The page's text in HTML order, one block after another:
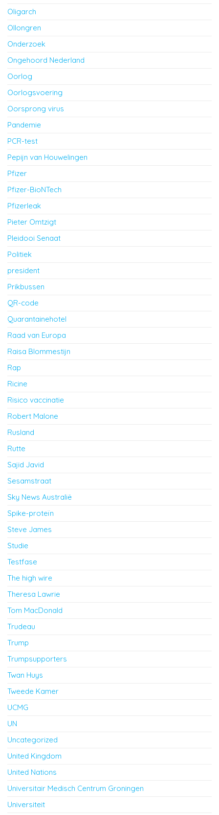
Oligarch
Ollongren
Onderzoek
Ongehoord Nederland
Oorlog
Oorlogsvoering
Oorsprong virus
Pandemie
PCR-test
Pepijn van Houwelingen
Pfizer
Pfizer-BioNTech
Pfizerleak
Pieter Omtzigt
Pleidooi Senaat
Politiek
president
Prikbussen
QR-code
Quarantainehotel
Raad van Europa
Raisa Blommestijn
Rap
Ricine
Risico vaccinatie
Robert Malone
Rusland
Rutte
Sajid Javid
Sesamstraat
Sky News Australië
Spike-proteïn
Steve James
Studie
Testfase
The high wire
Theresa Lawrie
Tom MacDonald
Trudeau
Trump
Trumpsupporters
Twan Huys
Tweede Kamer
UCMG
UN
Uncategorized
United Kingdom
United Nations
Universitair Medisch Centrum Groningen
Universiteit